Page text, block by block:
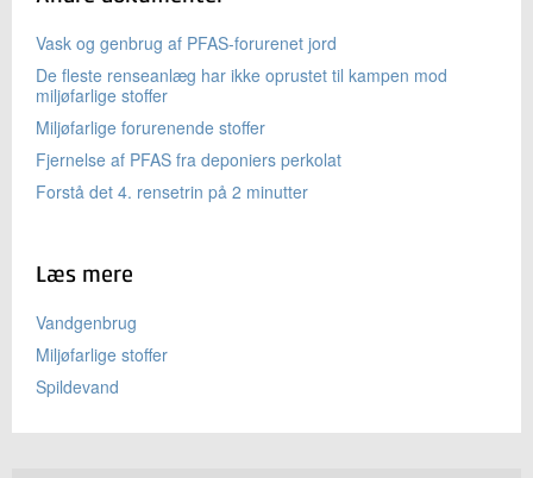
Vask og genbrug af PFAS-forurenet jord
De fleste renseanlæg har ikke oprustet til kampen mod
miljøfarlige stoffer
Miljøfarlige forurenende stoffer
Fjernelse af PFAS fra deponiers perkolat
Forstå det 4. rensetrin på 2 minutter
Læs mere
Vandgenbrug
Miljøfarlige stoffer
Spildevand